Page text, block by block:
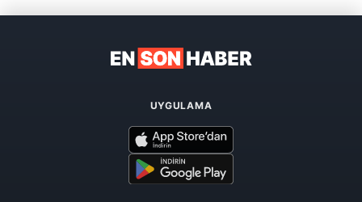
UYGULAMA